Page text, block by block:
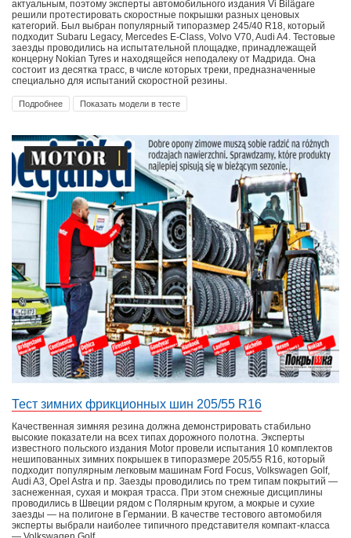
актуальным, поэтому эксперты автомобильного издания Vi Bilägare
решили протестировать скоростные покрышки разных ценовых
категорий. Был выбран популярный типоразмер 245/40 R18, который
подходит Subaru Legacy, Mercedes E-Class, Volvo V70, Audi A4. Тестовые
заезды проводились на испытательной площадке, принадлежащей
концерну Nokian Tyres и находящейся неподалеку от Мадрида. Она
состоит из десятка трасс, в числе которых треки, предназначенные
специально для испытаний скоростной резины.
Подробнее Показать модели в тесте
Тест зимних фрикционных шин 205/55 R16
Качественная зимняя резина должна демонстрировать стабильно
высокие показатели на всех типах дорожного полотна. Эксперты
известного польского издания Motor провели испытания 10 комплектов
нешипованных зимних покрышек в типоразмере 205/55 R16, который
подходит популярным легковым машинам Ford Focus, Volkswagen Golf,
Audi A3, Opel Astra и пр. Заезды проводились по трем типам покрытий —
заснеженная, сухая и мокрая трасса. При этом снежные дисциплины
проводились в Швеции рядом с Полярным кругом, а мокрые и сухие
заезды — на полигоне в Германии. В качестве тестового автомобиля
эксперты выбрали наиболее типичного представителя компакт-класса